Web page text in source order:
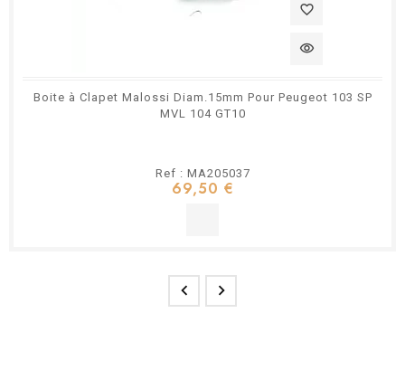
favorite_border
visibility
Boite à Clapet Malossi Diam.15mm Pour Peugeot 103 SP
MVL 104 GT10
Ref : MA205037
69,50 €
 